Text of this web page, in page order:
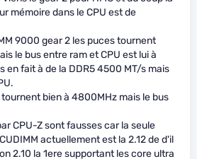
mémoire dans le CPU est de
9000 gear 2 les puces tournent
le bus entre ram et CPU est lui à
en fait à de la DDR5 4500 MT/s mais
bien à 4800MHz mais le bus
CPU-Z sont fausses car la seule
actuellement est la 2.12 de d'il
2.10 la 1ere supportant les core ultra